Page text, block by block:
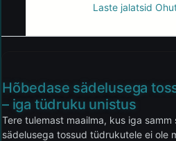
Laste jalatsid
Hõbedase sädelusega
– iga tüdruku unistus
Tere tulemast maailma, kus iga
sädelusega tossud tüdrukutele ei ole